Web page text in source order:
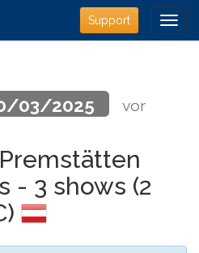
Support
03/2025
vor
- 3 shows (2